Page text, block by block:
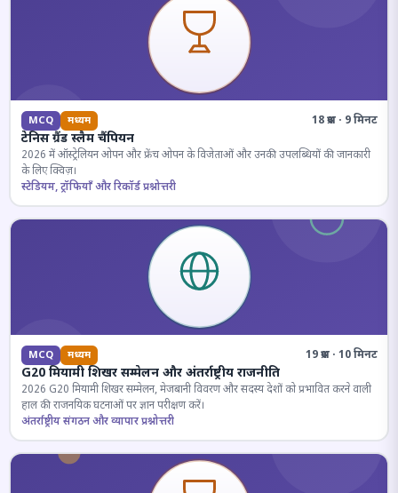
MCQ मध्यम 18 प्रश्न · 9 मिनट
टेनिस ग्रैंड स्लैम चैंपियन
2026 में ऑस्ट्रेलियन ओपन और फ्रेंच ओपन के विजेताओं और उनकी उपलब्धियों की जानकारी
के लिए क्विज़।
स्टेडियम, ट्रॉफियाँ और रिकॉर्ड प्रश्नोत्तरी
MCQ मध्यम 19 प्रश्न · 10 मिनट
G20 मियामी शिखर सम्मेलन और अंतर्राष्ट्रीय राजनीति
2026 G20 मियामी शिखर सम्मेलन, मेजबानी विवरण और सदस्य देशों को प्रभावित करने वाली
हाल की राजनयिक घटनाओं पर ज्ञान परीक्षण करें।
अंतर्राष्ट्रीय संगठन और व्यापार प्रश्नोत्तरी